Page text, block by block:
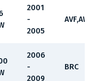
2001
-
2005
2006
-
2009
BRC